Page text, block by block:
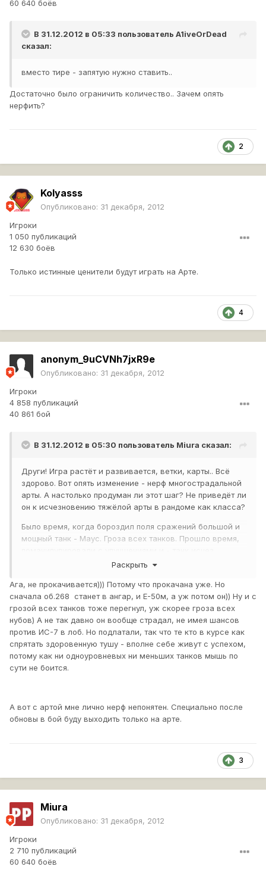
60 640 боёв
В 31.12.2012 в 05:33 пользователь A1iveOrDead
сказал:
вместо тире - запятую нужно ставить..
Достаточно было ограничить количество.. Зачем опять
нерфить?
2
Kolyasss
Опубликовано: 31 декабря, 2012
Игроки
1 050 публикаций
12 630 боёв
Только истинные ценители будут играть на Арте.
4
anonym_9uCVNh7jxR9e
Опубликовано: 31 декабря, 2012
Игроки
4 858 публикаций
40 861 бой
В 31.12.2012 в 05:30 пользователь Miura сказал:
Други! Игра растёт и развивается, ветки, карты.. Всё
здорово. Вот опять изменение - нерф многострадальной
арты. А настолько продуман ли этот шаг? Не приведёт ли
он к исчезновению тяжёлой арты в рандоме как класса?
Было время, когда бороздил поля сражений большой и
мощный танк - Маус. Гроза всех танков. Прошло время,
Пылится по ангарам и уже даже не прокачивается
без исключения.. Как редких животных.. Как природу -
мать вашу.
Раскрыть
Ага, не прокачивается))) Потому что прокачана уже. Но
сначала об.268 станет в ангар, и Е-50м, а уж потом он)) Ну и с
грозой всех танков тоже перегнул, уж скорее гроза всех
нубов) А не так давно он вообще страдал, не имея шансов
против ИС-7 в лоб. Но подлатали, так что те кто в курсе как
спрятать здоровенную тушу - вполне себе живут с успехом,
потому как ни одноуровневых ни меньших танков мышь по
сути не боится.
А вот с артой мне лично нерф непонятен. Специально после
обновы в бой буду выходить только на арте.
3
Miura
Опубликовано: 31 декабря, 2012
Игроки
2 710 публикаций
60 640 боёв